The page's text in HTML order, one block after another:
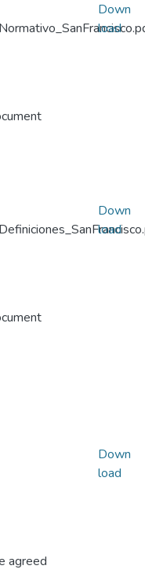
Down
load
Down
load
agreed
Down
load